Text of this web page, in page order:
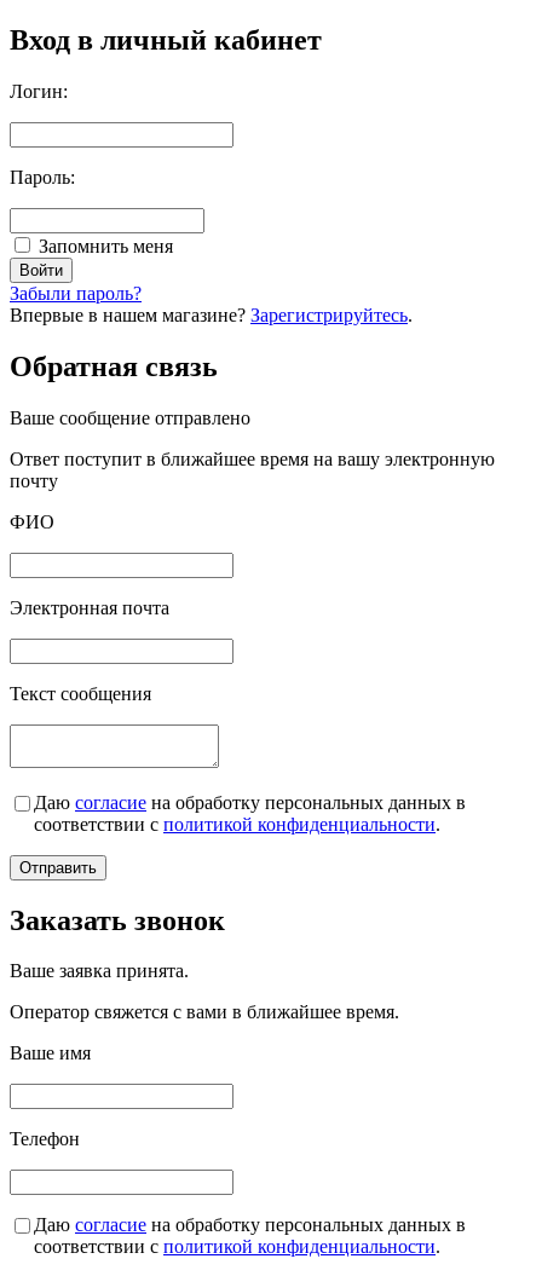
Вход в личный кабинет
Логин:
Пароль:
Запомнить меня
Забыли пароль?
Впервые в нашем магазине? Зарегистрируйтесь.
Обратная связь
Ваше сообщение отправлено
Oтвет поступит в ближайшее время на вашу электронную
почту
ФИО
Электронная почта
Текст сообщения
Даю согласие на обработку персональных данных в
соответствии с политикой конфиденциальности.
Заказать звонок
Ваше заявка принята.
Оператор свяжется с вами в ближайшее время.
Ваше имя
Телефон
Даю согласие на обработку персональных данных в
соответствии с политикой конфиденциальности.